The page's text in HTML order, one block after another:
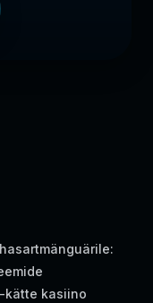
kätte kasiino